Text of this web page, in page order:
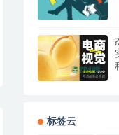
标签云